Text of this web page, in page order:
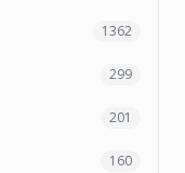
1362
299
201
160